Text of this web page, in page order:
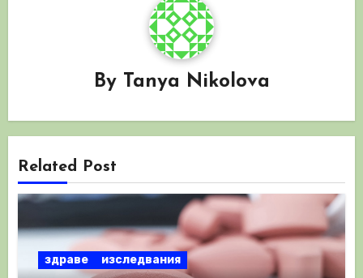
By Tanya Nikolova
Related Post
здраве изследвания